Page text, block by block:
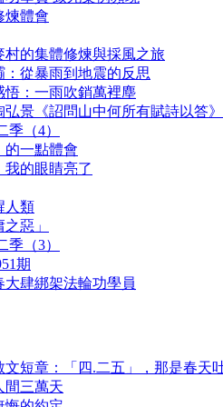
煉體會
的集體修煉與採風之旅
從暴雨到地震的反思
悟：一雨吹銷萬裡塵
景《詔問山中何所有賦詩以答》
季（4）
的一點體會
的眼睛亮了
人類
惡」
季（3）
期
大肆綁架法輪功學員
短章：「四.二五」，那是春天
間三萬天